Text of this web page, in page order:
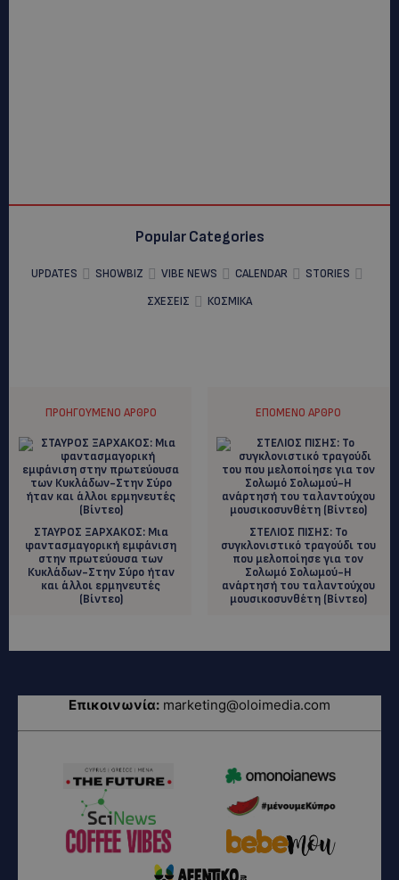
Popular Categories
UPDATES SHOWBIZ VIBE NEWS CALENDAR
STORIES
ΣΧΕΣΕΙΣ
ΚΟΣΜΙΚΑ
ΠΡΟΗΓΟΎΜΕΝΟ ΆΡΘΡΟ
ΣΤΑΥΡΟΣ ΞΑΡΧΑΚΟΣ: Μια
φαντασμαγορική εμφάνιση
στην πρωτεύουσα των
Κυκλάδων-Στην Σύρο ήταν
και άλλοι ερμηνευτές
(Bίντεο)
ΕΠΌΜΕΝΟ ΆΡΘΡΟ
ΣΤΕΛΙΟΣ ΠΙΣΗΣ: To
συγκλονιστικό τραγούδι του
που μελοποίησε για τον
Σολωμό Σολωμού-Η
ανάρτησή του ταλαντούχου
μουσικοσυνθέτη (Βίντεο)
Επικοινωνία: marketing@oloimedia.com